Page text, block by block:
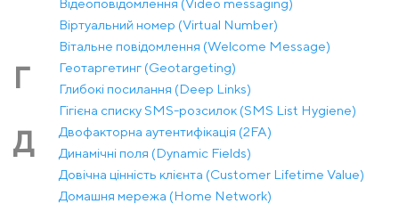
Відеоповідомлення (Video messaging)
Віртуальний номер (Virtual Number)
Вітальне повідомлення (Welcome Message)
Г
Геотаргетинг (Geotargeting)
Глибокі посилання (Deep Links)
Гігієна списку SMS-розсилок (SMS List Hygiene)
Д
Двофакторна аутентифікація (2FA)
Динамічні поля (Dynamic Fields)
Довічна цінність клієнта (Customer Lifetime Value)
Домашня мережа (Home Network)